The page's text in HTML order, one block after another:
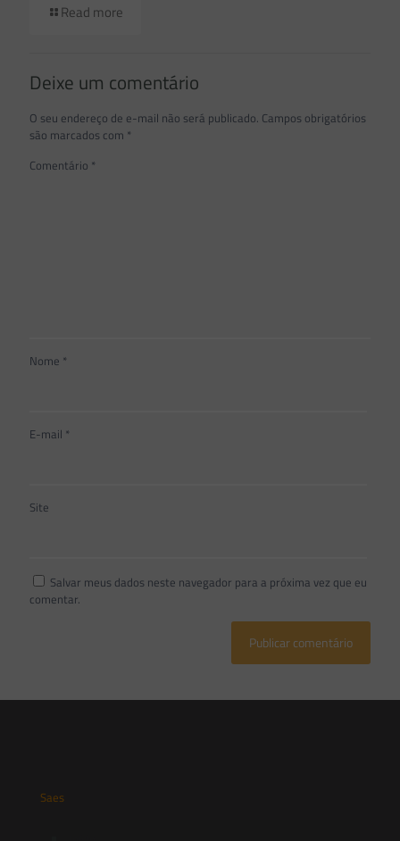
Read more
Deixe um comentário
O seu endereço de e-mail não será publicado. Campos obrigatórios
são marcados com *
Comentário *
Nome *
E-mail *
Site
Salvar meus dados neste navegador para a próxima vez que eu
comentar.
Saes